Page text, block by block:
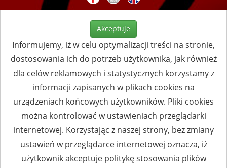
Akceptuje
Informujemy, iż w celu optymalizacji treści na stronie,
dostosowania ich do potrzeb użytkownika, jak również
dla celów reklamowych i statystycznych korzystamy z
informacji zapisanych w plikach cookies na
urządzeniach końcowych użytkowników. Pliki cookies
można kontrolować w ustawieniach przeglądarki
internetowej. Korzystając z naszej strony, bez zmiany
ustawień w przeglądarce internetowej oznacza, iż
użytkownik akceptuje politykę stosowania plików